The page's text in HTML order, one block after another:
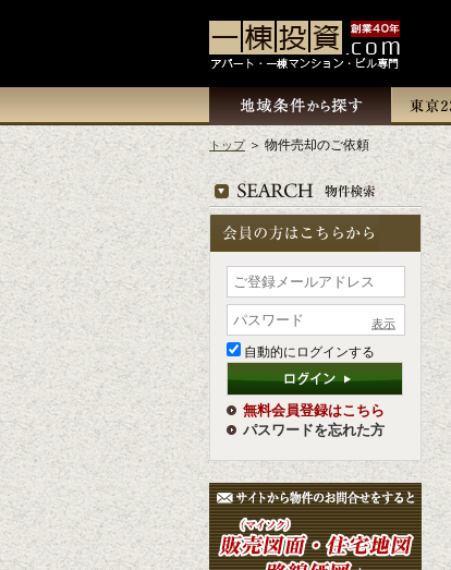
トップ＞ 物件売却のご依頼
表示
自動的にログインする
無料会員登録はこちら
パスワードを忘れた方